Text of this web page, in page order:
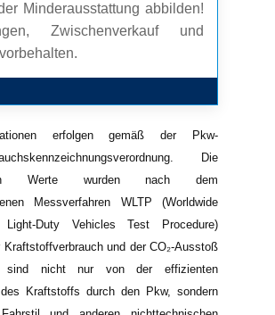
Minderausstattung abbilden!
Zwischenverkauf und
erfolgen gemäß der Pkw-
Die
Werte wurden nach dem
Messverfahren WLTP (Worldwide
Light-Duty Vehicles Test Procedure)
und der CO₂-Ausstoß
sind nicht nur von der effizienten
Kraftstoffs durch den Pkw, sondern